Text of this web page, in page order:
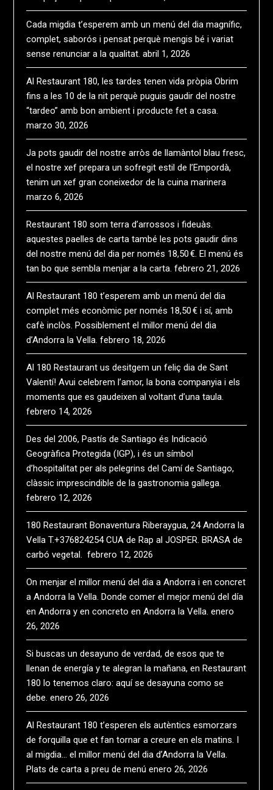
Cada migdia t’esperem amb un menú del dia magnífic,
complet, saborós i pensat perquè mengis bé i variat
sense renunciar a la qualitat. abril 1, 2026
Al Restaurant 180, les tardes tenen vida pròpia Obrim
fins a les 10 de la nit perquè puguis gaudir del nostre
“tardeo” amb bon ambient i producte fet a casa.
marzo 30, 2026
Ja pots gaudir del nostre arròs de llamàntol blau fresc,
el nostre xef prepara un sofregit estil de l’Empordà,
tenim un xef gran coneixedor de la cuina marinera
marzo 6, 2026
Restaurant 180 som terra d’arrossos i fideuàs.
aquestes paelles de carta també les pots gaudir dins
del nostre menú del dia per només 18,50 €. El menú és
tan bo que sembla menjar a la carta. febrero 21, 2026
Al Restaurant 180 t’esperem amb un menú del dia
complet més econòmic per només 18,50 € i sí, amb
cafè inclòs. Possiblement el millor menú del dia
d’Andorra la Vella. febrero 18, 2026
Al 180 Restaurant us desitgem un feliç dia de Sant
Valentí! Avui celebrem l’amor, la bona companyia i els
moments que es gaudeixen al voltant d’una taula.
febrero 14, 2026
Des del 2006, Pastís de Santiago és Indicació
Geogràfica Protegida (IGP), i és un símbol
d’hospitalitat per als pelegrins del Camí de Santiago,
clàssic imprescindible de la gastronomia gallega.
febrero 12, 2026
180 Restaurant Bonaventura Riberaygua, 24 Andorra la
Vella T.+376824254 CUA de Rap al JOSPER. BRASA de
carbó vegetal. febrero 12, 2026
On menjar el millor menú del dia a Andorra i en concret
a Andorra la Vella. Donde comer el mejor menú del día
en Andorra y en concreto en Andorra la Vella. enero
26, 2026
Si buscas un desayuno de verdad, de esos que te
llenan de energía y te alegran la mañana, en Restaurant
180 lo tenemos claro: aquí se desayuna como se
debe. enero 26, 2026
Al Restaurant 180 t’esperen els autèntics esmorzars
de forquilla que et fan tornar a creure en els matins. I
al migdia… el millor menú del dia d’Andorra la Vella.
Plats de carta a preu de menú enero 26, 2026